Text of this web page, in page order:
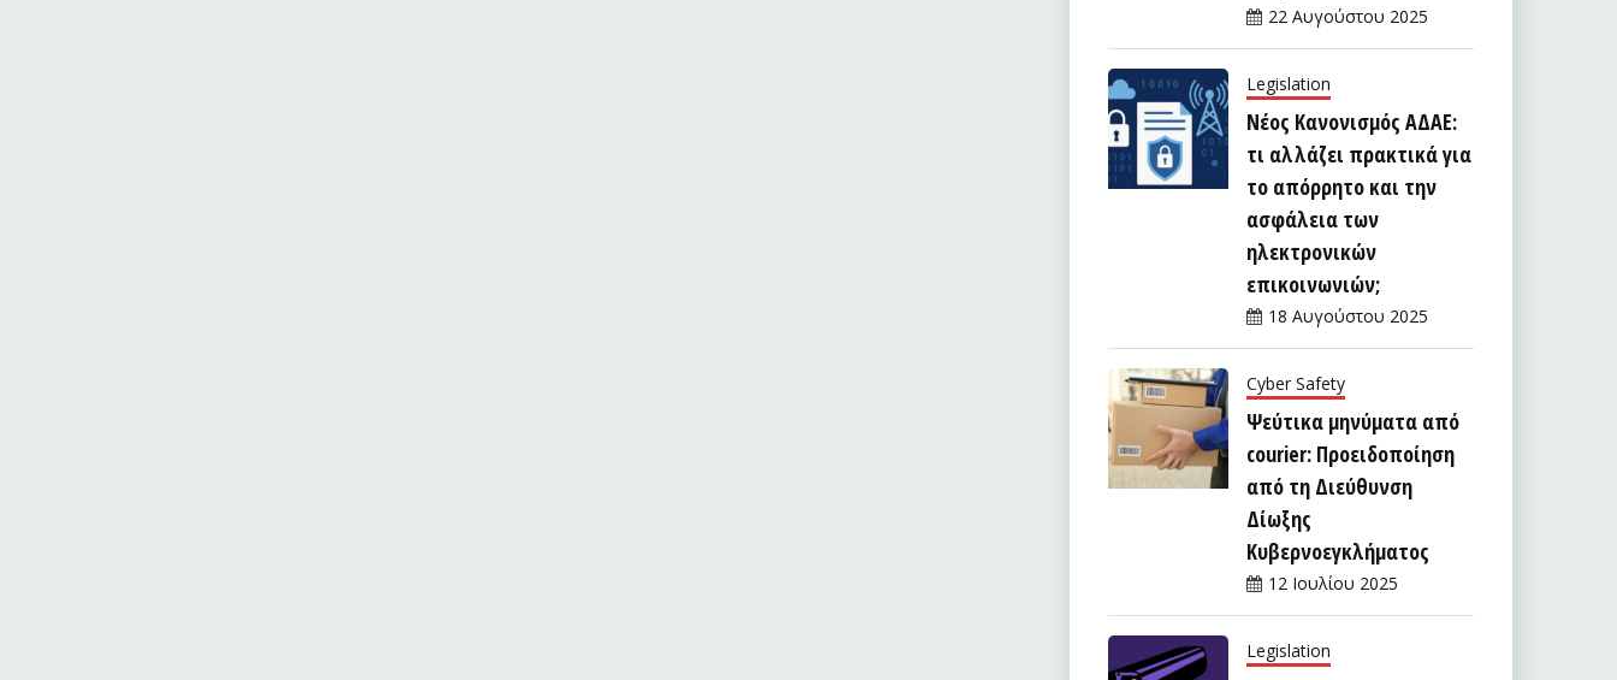
22 Αυγούστου 2025
Legislation
Νέος Κανονισμός ΑΔΑΕ:
τι αλλάζει πρακτικά για
το απόρρητο και την
ασφάλεια των
ηλεκτρονικών
επικοινωνιών;
18 Αυγούστου 2025
Cyber Safety
Ψεύτικα μηνύματα από
courier: Προειδοποίηση
από τη Διεύθυνση
Δίωξης
Κυβερνοεγκλήματος
12 Ιουλίου 2025
Legislation